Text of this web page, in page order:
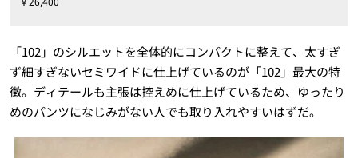
「102」のシルエットを全体的にコンパクトに整えて、太すぎ
ず細すぎないセミワイドに仕上げているのが「102」最大の特
徴。ディテールも主張は控えめに仕上げているため、ゆったり
めのパンツになじみがない人でも取り入れやすいはずだ。